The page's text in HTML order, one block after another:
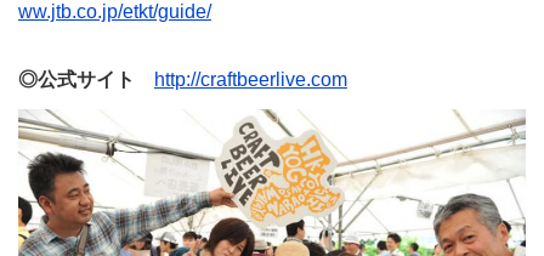
ww.jtb.co.jp/etkt/guide/
◎公式サイト http://craftbeerlive.com